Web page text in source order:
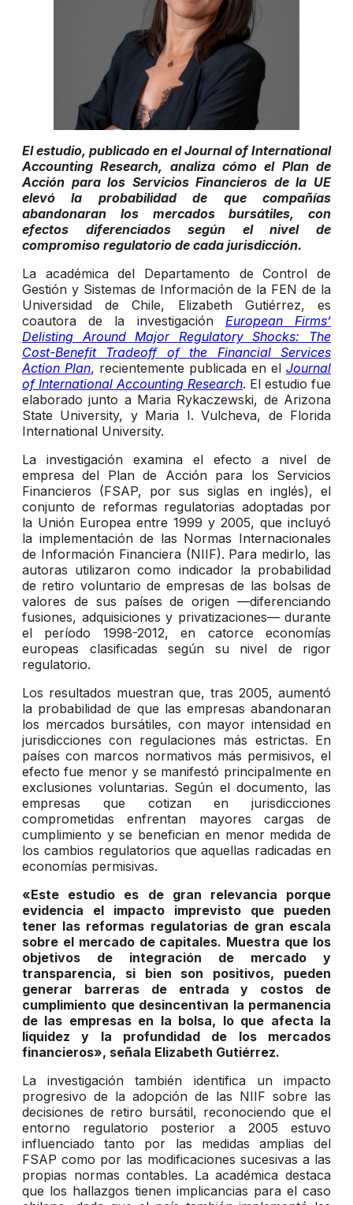
El estudio, publicado en el Journal of International
Accounting Research, analiza cómo el Plan de
Acción para los Servicios Financieros de la UE
elevó la probabilidad de que compañías
abandonaran los mercados bursátiles, con
efectos diferenciados según el nivel de
compromiso regulatorio de cada jurisdicción.
La académica del Departamento de Control de
Gestión y Sistemas de Información de la FEN de la
Universidad de Chile, Elizabeth Gutiérrez, es
coautora de la investigación European Firms’
Delisting Around Major Regulatory Shocks: The
Cost-Benefit Tradeoff of the Financial Services
Action Plan, recientemente publicada en el Journal
of International Accounting Research. El estudio fue
elaborado junto a Maria Rykaczewski, de Arizona
State University, y Maria I. Vulcheva, de Florida
International University.
La investigación examina el efecto a nivel de
empresa del Plan de Acción para los Servicios
Financieros (FSAP, por sus siglas en inglés), el
conjunto de reformas regulatorias adoptadas por
la Unión Europea entre 1999 y 2005, que incluyó
la implementación de las Normas Internacionales
de Información Financiera (NIIF). Para medirlo, las
autoras utilizaron como indicador la probabilidad
de retiro voluntario de empresas de las bolsas de
valores de sus países de origen —diferenciando
fusiones, adquisiciones y privatizaciones— durante
el período 1998-2012, en catorce economías
europeas clasificadas según su nivel de rigor
regulatorio.
Los resultados muestran que, tras 2005, aumentó
la probabilidad de que las empresas abandonaran
los mercados bursátiles, con mayor intensidad en
jurisdicciones con regulaciones más estrictas. En
países con marcos normativos más permisivos, el
efecto fue menor y se manifestó principalmente en
exclusiones voluntarias. Según el documento, las
empresas que cotizan en jurisdicciones
comprometidas enfrentan mayores cargas de
cumplimiento y se benefician en menor medida de
los cambios regulatorios que aquellas radicadas en
economías permisivas.
«Este estudio es de gran relevancia porque
evidencia el impacto imprevisto que pueden
tener las reformas regulatorias de gran escala
sobre el mercado de capitales. Muestra que los
objetivos de integración de mercado y
transparencia, si bien son positivos, pueden
generar barreras de entrada y costos de
cumplimiento que desincentivan la permanencia
de las empresas en la bolsa, lo que afecta la
liquidez y la profundidad de los mercados
financieros», señala Elizabeth Gutiérrez.
La investigación también identifica un impacto
progresivo de la adopción de las NIIF sobre las
decisiones de retiro bursátil, reconociendo que el
entorno regulatorio posterior a 2005 estuvo
influenciado tanto por las medidas amplias del
FSAP como por las modificaciones sucesivas a las
propias normas contables. La académica destaca
que los hallazgos tienen implicancias para el caso